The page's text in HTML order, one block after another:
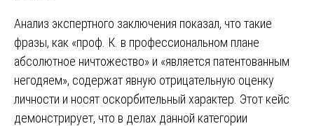
Анализ экспертного заключения показал, что такие
фразы, как «проф. К. в профессиональном плане
абсолютное ничтожество» и «является патентованным
негодяем», содержат явную отрицательную оценку
личности и носят оскорбительный характер. Этот кейс
демонстрирует, что в делах данной категории